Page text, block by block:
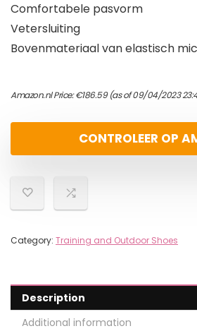
Comfortabele pasvorm
Vetersluiting
Bovenmateriaal van elastisch
Amazon.nl Price:€186.59(as of 09/04/2023
CONTROLEER OP
Category: Training and Outdoor Shoes
Description
Additional information